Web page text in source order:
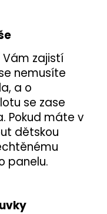
zajistí
nemusíte
a o
se zase
Pokud máte v
dětskou
panelu.